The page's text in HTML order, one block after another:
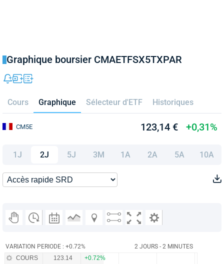
Graphique boursier CMAETFSX5TXPAR
Cours Graphique Sélecteur d'ETF Historiques
CM5E 123,14 € +0,31%
1J 2J 5J 3M 1A 2A 5A 10A
VARIATION PERIODE : +0.72% 2 JOURS - 2 MINUTES
COURS 123.14 +0.72%